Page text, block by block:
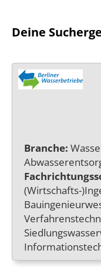
Deine
Branche:
(Wirtschafts-